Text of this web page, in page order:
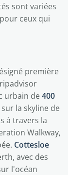
sont variées
ceux qui
première
urbain de400
la skyline de
à travers la
Walkway,
Cottesloe
avec des
l'océan